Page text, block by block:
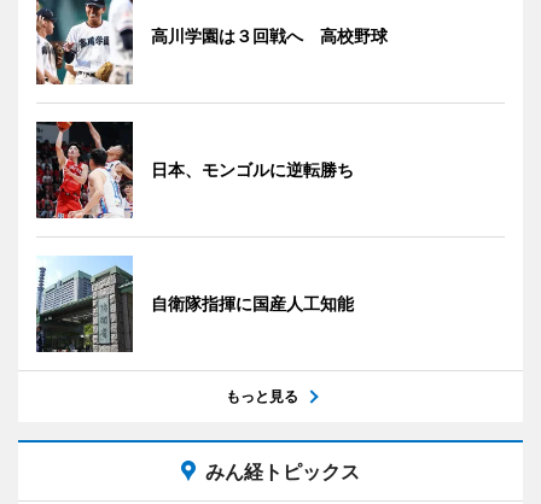
高川学園は３回戦へ 高校野球
日本、モンゴルに逆転勝ち
自衛隊指揮に国産人工知能
もっと見る
みん経トピックス